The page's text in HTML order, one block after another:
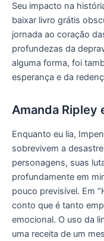
Seu impacto na
baixar livro grátis
jornada ao coração
profundezas da
alguma forma, foi
esperança e da
Amanda Ripley
Enquanto eu lia,
sobrevivem a
personagens, suas
profundamente em
pouco previsível. Em
conto que é tanto
emocional. O uso da
uma receita de um